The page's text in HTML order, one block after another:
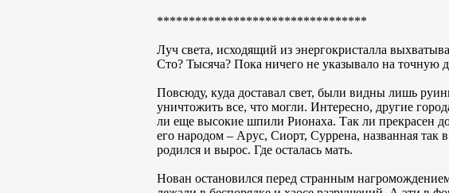
*********************************
Луч света, исходящий из энергокристалла
Сто? Тысяча? Пока ничего не указывало на точную
Повсюду, куда доставал свет, были видны лишь
уничтожить все, что могли. Интересно, другие
ли еще высокие шпили Рионаха. Так ли прекрасен
его народом – Арус, Сиорт, Суррена, названная так
родился и вырос. Где осталась мать.
Нован остановился перед странным